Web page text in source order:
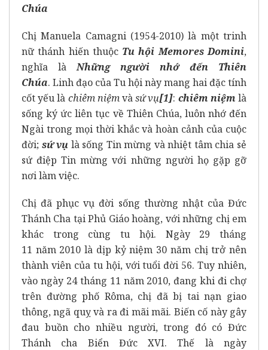
Chúa
Chị Manuela Camagni (1954-2010) là một trinh
nữ thánh hiến thuộc Tu hội Memores Domini,
nghĩa là Những người nhớ đến Thiên
Chúa. Linh đạo của Tu hội này mang hai đặc tính
cốt yếu là chiêm niệmvàsứ vụ[1]: chiêm niệm là
sống ký ức liên tục về Thiên Chúa, luôn nhớ đến
Ngài trong mọi thời khắc và hoàn cảnh của cuộc
đời; sứ vụ là sống Tin mừng và nhiệt tâm chia sẻ
sứ điệp Tin mừng với những người họ gặp gỡ
nơi làm việc.
Chị đã phục vụ đời sống thường nhật của Đức
Thánh Cha tại Phủ Giáo hoàng, với những chị em
khác trong cùng tu hội. Ngày 29 tháng
11 năm 2010 là dịp kỷ niệm 30 năm chị trở nên
thành viên của tu hội, với tuổi đời 56. Tuy nhiên,
vào ngày 24 tháng 11 năm 2010, đang khi đi chợ
trên đường phố Rôma, chị đã bị tai nạn giao
thông, ngã quỵ và ra đi mãi mãi. Biến cố này gây
đau buồn cho nhiều người, trong đó có Đức
Thánh cha Biển Đức XVI. Thế là ngày